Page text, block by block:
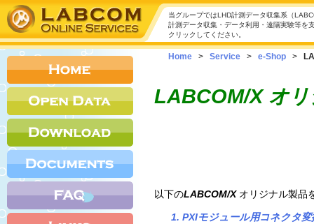
当グループではLHD計測データ収集系（
計測データ収集・データ利用・遠隔実験等を
クリックしてください。
Home > Service > e-Shop >
LABCOM/X オ
以下のLABCOM/X オリジナル製品
PXIモジュール用コネクタ